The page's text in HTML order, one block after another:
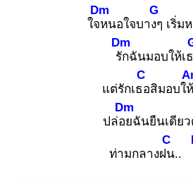
ใจห
Dm
นอใจบางๆ
G
เริ่ม
รัก
Dm
ฉันมอบให้เ
แต่รักเธอ
C
สิมอบใ
ปล่อย
Dm
ฉันยืนเดีย
ท่ามกลางฝน
C